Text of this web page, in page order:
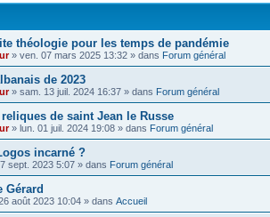
théologie pour les temps de pandémie
» ven. 07 mars 2025 13:32 » dans Forum général
de 2023
» sam. 13 juil. 2024 16:37 » dans Forum général
de saint Jean le Russe
» lun. 01 juil. 2024 19:08 » dans Forum général
incarné ?
sept. 2023 5:07 » dans Forum général
Gérard
août 2023 10:04 » dans Accueil